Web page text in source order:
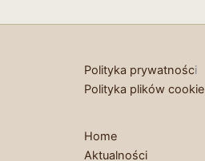
Polityka prywatności
Polityka plików cookie
Home
Aktualności